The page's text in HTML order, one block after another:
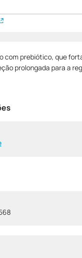
com prebiótico, que
prolongada para a